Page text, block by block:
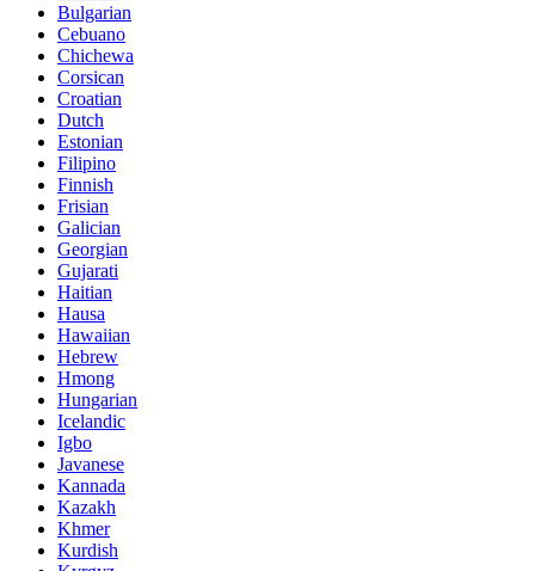
Bulgarian
Cebuano
Chichewa
Corsican
Croatian
Dutch
Estonian
Filipino
Finnish
Frisian
Galician
Georgian
Gujarati
Haitian
Hausa
Hawaiian
Hebrew
Hmong
Hungarian
Icelandic
Igbo
Javanese
Kannada
Kazakh
Khmer
Kurdish